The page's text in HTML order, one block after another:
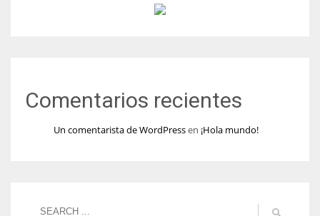
Comentarios recientes
Un comentarista de WordPressen ¡Hola mundo!